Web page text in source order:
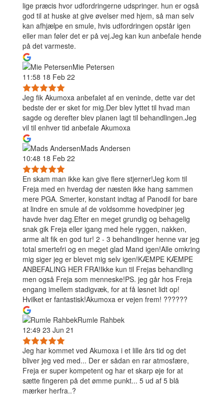
lige præcis hvor udfordringerne udspringer. hun er også
god til at huske at give øvelser med hjem, så man selv
kan afhjælpe en smule, hvis udfordringen opstår igen
eller man føler det er på vej.Jeg kan kun anbefale hende
på det varmeste.
Mie Petersen
11:58 18 Feb 22
Jeg fik Akumoxa anbefalet af en veninde, dette var det
bedste der er sket for mig.Der blev lyttet til hvad man
sagde og derefter blev planen lagt til behandlingen.Jeg
vil til enhver tid anbefale Akumoxa
Mads Andersen
10:48 18 Feb 22
En skam man ikke kan give flere stjerner!Jeg kom til
Freja med en hverdag der næsten ikke hang sammen
mere PGA. Smerter, konstant indtag af Panodil for bare
at lindre en smule af de voldsomme hovedpiner jeg
havde hver dag.Efter en meget grundig og behagelig
snak gik Freja eller igang med hele ryggen, nakken,
arme alt fik en god tur! 2 - 3 behandlinger henne var jeg
total smertefri og en meget glad Mand igen!Alle omkring
mig siger jeg er blevet mig selv igen!KÆMPE KÆMPE
ANBEFALING HER FRA!Ikke kun til Frejas behandling
men også Freja som menneske!PS. jeg går hos Freja
engang imellem stadigvæk, for at få løsnet lidt op!
Hvilket er fantastisk!Akumoxa er vejen frem! ??????
Rumle Rahbek
12:49 23 Jun 21
Jeg har kommet ved Akumoxa i et lille års tid og det
bliver jeg ved med... Der er sådan en rar atmosfære,
Freja er super kompetent og har et skarp øje for at
sætte fingeren på det ømme punkt... 5 ud af 5 blå
mærker herfra..?